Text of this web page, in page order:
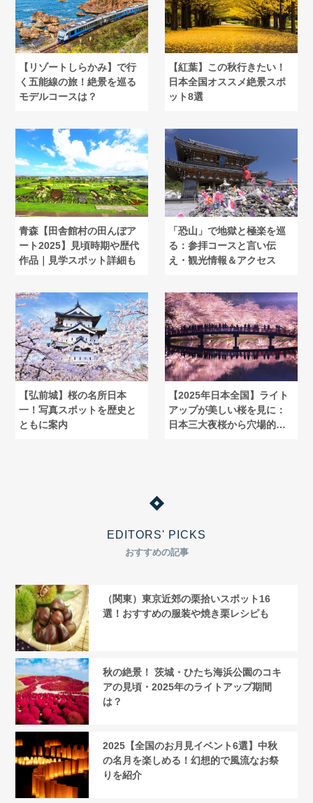
【リゾートしらかみ】で行
く五能線の旅！絶景を巡る
モデルコースは？
【紅葉】この秋行きたい！
日本全国オススメ絶景スポ
ット8選
青森【田舎館村の田んぼア
ート2025】見頃時期や歴代
作品｜見学スポット詳細も
「恐山」で地獄と極楽を巡
る：参拝コースと言い伝
え・観光情報＆アクセス
【弘前城】桜の名所日本
一！写真スポットを歴史と
ともに案内
【2025年日本全国】ライト
アップが美しい桜を見に：
日本三大夜桜から穴場的桜
EDITORS' PICKS
おすすめの記事
（関東）東京近郊の栗拾いスポット16
選！おすすめの服装や焼き栗レシピも
秋の絶景！ 茨城・ひたち海浜公園のコキ
アの見頃・2025年のライトアップ期間
は？
2025【全国のお月見イベント6選】中秋
の名月を楽しめる！幻想的で風流なお祭
りを紹介